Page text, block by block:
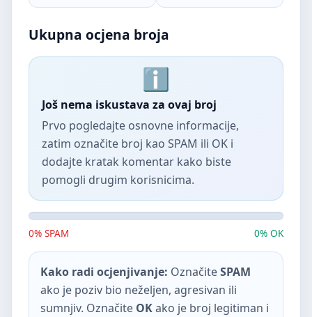
Ukupna ocjena broja
Još nema iskustava za ovaj broj
Prvo pogledajte osnovne informacije,
zatim označite broj kao SPAM ili OK i
dodajte kratak komentar kako biste
pomogli drugim korisnicima.
0% SPAM 0% OK
Kako radi ocjenjivanje: OznačiteSPAM
ako je poziv bio neželjen, agresivan ili
sumnjiv. Označite OKako je broj legitiman i